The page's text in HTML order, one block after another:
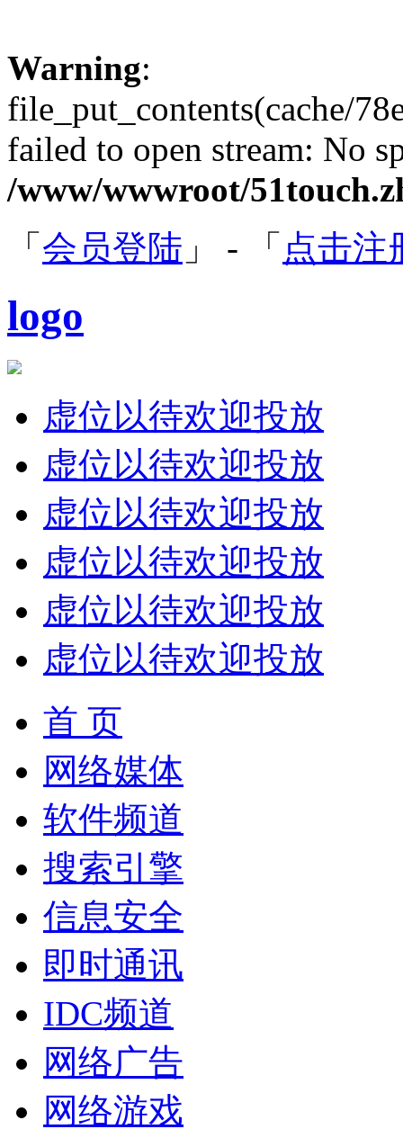
Warning:
file_put_contents(cache/
failed to open stream: No
/www/wwwroot/
「 会员登陆 」 - 「 点击注
logo
虚位以待欢迎投放
虚位以待欢迎投放
虚位以待欢迎投放
虚位以待欢迎投放
虚位以待欢迎投放
虚位以待欢迎投放
首 页
网络媒体
软件频道
搜索引擎
信息安全
即时通讯
IDC频道
网络广告
网络游戏